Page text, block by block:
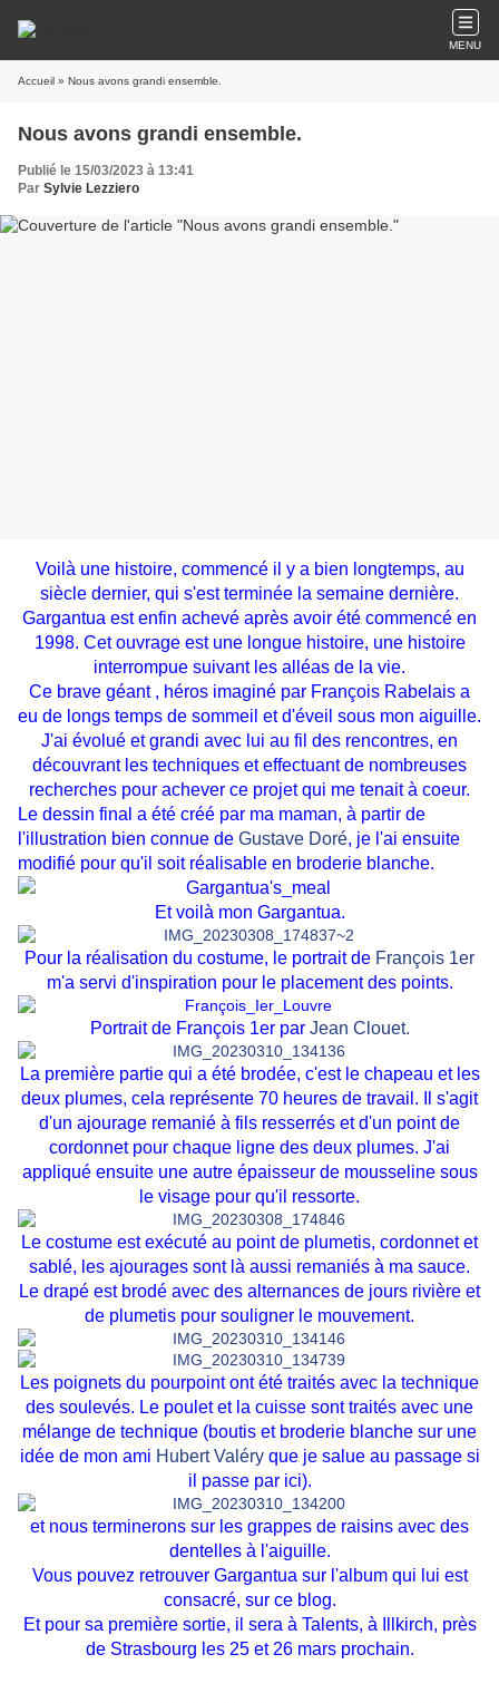
MENU
Accueil » Nous avons grandi ensemble.
Nous avons grandi ensemble.
Publié le 15/03/2023 à 13:41
Par Sylvie Lezziero
Voilà une histoire, commencé il y a bien longtemps, au
siècle dernier, qui s'est terminée la semaine dernière.
Gargantua est enfin achevé après avoir été commencé en
1998. Cet ouvrage est une longue histoire, une histoire
interrompue suivant les alléas de la vie.
Ce brave géant , héros imaginé par François Rabelais a
eu de longs temps de sommeil et d'éveil sous mon aiguille.
J'ai évolué et grandi avec lui au fil des rencontres, en
découvrant les techniques et effectuant de nombreuses
recherches pour achever ce projet qui me tenait à coeur.
Le dessin final a été créé par ma maman, à partir de
l'illustration bien connue de Gustave Doré, je l'ai ensuite
modifié pour qu'il soit réalisable en broderie blanche.
Et voilà mon Gargantua.
Pour la réalisation du costume, le portrait de François 1er
m'a servi d'inspiration pour le placement des points.
Portrait de François 1er par Jean Clouet.
La première partie qui a été brodée, c'est le chapeau et les
deux plumes, cela représente 70 heures de travail. Il s'agit
d'un ajourage remanié à fils resserrés et d'un point de
cordonnet pour chaque ligne des deux plumes. J'ai
appliqué ensuite une autre épaisseur de mousseline sous
le visage pour qu'il ressorte.
Le costume est exécuté au point de plumetis, cordonnet et
sablé, les ajourages sont là aussi remaniés à ma sauce.
Le drapé est brodé avec des alternances de jours rivière et
de plumetis pour souligner le mouvement.
Les poignets du pourpoint ont été traités avec la technique
des soulevés. Le poulet et la cuisse sont traités avec une
mélange de technique (boutis et broderie blanche sur une
idée de mon ami Hubert Valéry que je salue au passage si
il passe par ici).
et nous terminerons sur les grappes de raisins avec des
dentelles à l'aiguille.
Vous pouvez retrouver Gargantua sur l'album qui lui est
consacré, sur ce blog.
Et pour sa première sortie, il sera à Talents, à Illkirch, près
de Strasbourg les 25 et 26 mars prochain.